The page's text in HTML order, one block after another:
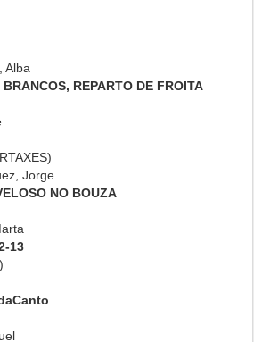
Alba
REPARTO DE FROITA
Jorge
NO BOUZA
13